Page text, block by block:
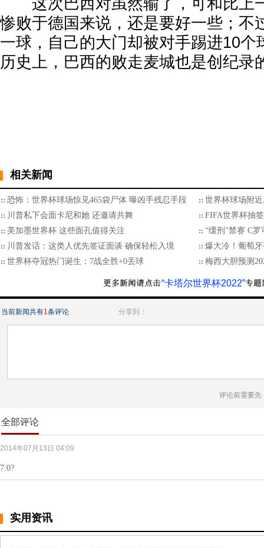
这次巴西对虽然输了，可和比上
惨败于德国来说，还是要好一些；不
一球，自己的大门却被对手踢进10个
历史上，巴西的败走麦城也是创纪录
相关新闻
恐怖：世界杯球场惊见465袋尸体 曝凶手残忍手段
世界杯球场附
川普私下会面卡尼和她 还邀请共舞
FIFA世界杯抽
美加墨世界杯 这些面孔值得关注
“缓刑”禁赛 C
川普发话：这类人优先签证面谈 确保轻松入境
爆大冷！葡萄
世界杯夺冠热门诞生：7战全胜+0丢球
梅西大胆预测
“卡塔尔世界杯2022”
当前新闻共有1条评论 分享到：
评论前需要先
全部评论
2014年07月13日 04:09
7:0?
实用资讯